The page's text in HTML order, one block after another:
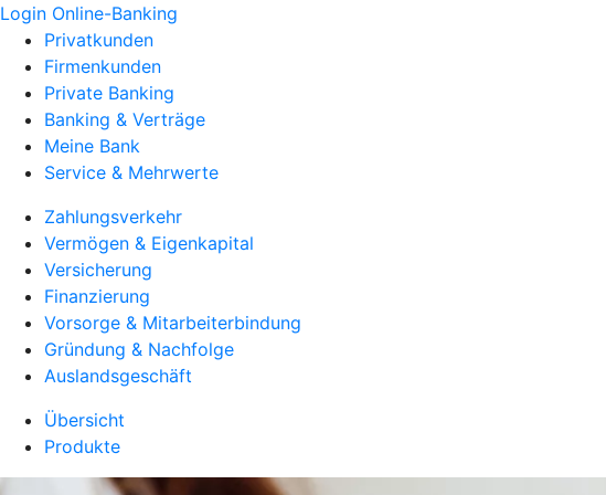
Login Online-Banking
Privatkunden
Firmenkunden
Private Banking
Banking & Verträge
Meine Bank
Service & Mehrwerte
Zahlungsverkehr
Vermögen & Eigenkapital
Versicherung
Finanzierung
Vorsorge & Mitarbeiterbindung
Gründung & Nachfolge
Auslandsgeschäft
Übersicht
Produkte